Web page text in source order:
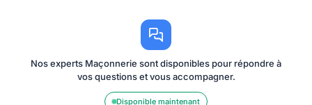
Nos experts Maçonnerie sont disponibles pour répondre à
vos questions et vous accompagner.
Disponible maintenant